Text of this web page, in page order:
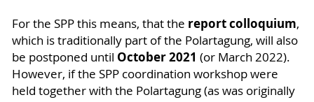
For the SPP this means, that the report colloquium,
which is traditionally part of the Polartagung, will also
be postponed until October 2021 (or March 2022).
However, if the SPP coordination workshop were
held together with the Polartagung (as was originally